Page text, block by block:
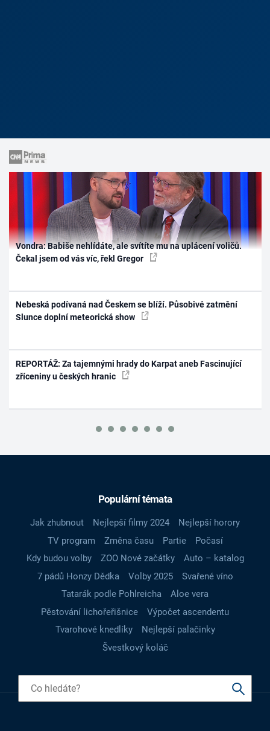
Vondra: Babiše nehlídáte, ale svítíte mu na uplácení voličů.
Čekal jsem od vás víc, řekl Gregor
Nebeská podívaná nad Českem se blíží. Působivé zatmění
Slunce doplní meteorická show
REPORTÁŽ: Za tajemnými hrady do Karpat aneb Fascinující
zříceniny u českých hranic
Populární témata
Jak zhubnout Nejlepší filmy 2024
Nejlepší horory
TV program
Změna času Partie
Počasí
Kdy budou volby
ZOO Nové začátky
Auto – katalog
7 pádů Honzy Dědka
Volby 2025
Svařené víno
Tatarák podle Pohlreicha
Aloe vera
Pěstování lichořeřišnice
Výpočet ascendentu
Tvarohové knedlíky
Nejlepší palačinky
Švestkový koláč